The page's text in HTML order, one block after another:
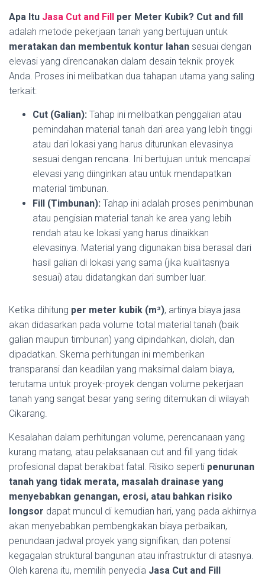
Apa Itu Jasa Cut and Fill per Meter Kubik? Cut and fill
adalah metode pekerjaan tanah yang bertujuan untuk
meratakan dan membentuk kontur lahan sesuai dengan
elevasi yang direncanakan dalam desain teknik proyek
Anda. Proses ini melibatkan dua tahapan utama yang saling
terkait:
Cut (Galian): Tahap ini melibatkan penggalian atau
pemindahan material tanah dari area yang lebih tinggi
atau dari lokasi yang harus diturunkan elevasinya
sesuai dengan rencana. Ini bertujuan untuk mencapai
elevasi yang diinginkan atau untuk mendapatkan
material timbunan.
Fill (Timbunan): Tahap ini adalah proses penimbunan
atau pengisian material tanah ke area yang lebih
rendah atau ke lokasi yang harus dinaikkan
elevasinya. Material yang digunakan bisa berasal dari
hasil galian di lokasi yang sama (jika kualitasnya
sesuai) atau didatangkan dari sumber luar.
Ketika dihitung per meter kubik (m³), artinya biaya jasa
akan didasarkan pada volume total material tanah (baik
galian maupun timbunan) yang dipindahkan, diolah, dan
dipadatkan. Skema perhitungan ini memberikan
transparansi dan keadilan yang maksimal dalam biaya,
terutama untuk proyek-proyek dengan volume pekerjaan
tanah yang sangat besar yang sering ditemukan di wilayah
Cikarang.
Kesalahan dalam perhitungan volume, perencanaan yang
kurang matang, atau pelaksanaan cut and fill yang tidak
profesional dapat berakibat fatal. Risiko seperti penurunan
tanah yang tidak merata, masalah drainase yang
menyebabkan genangan, erosi, atau bahkan risiko
longsor dapat muncul di kemudian hari, yang pada akhirnya
akan menyebabkan pembengkakan biaya perbaikan,
penundaan jadwal proyek yang signifikan, dan potensi
kegagalan struktural bangunan atau infrastruktur di atasnya.
Oleh karena itu, memilih penyedia Jasa Cut and Fill